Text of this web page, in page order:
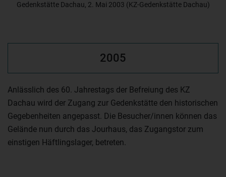
Gedenkstätte Dachau, 2. Mai 2003 (KZ-Gedenkstätte Dachau)
2005
Anlässlich des 60. Jahrestags der Befreiung des KZ
Dachau wird der Zugang zur Gedenkstätte den historischen
Gegebenheiten angepasst. Die Besucher/innen können das
Gelände nun durch das Jourhaus, das Zugangstor zum
einstigen Häftlingslager, betreten.